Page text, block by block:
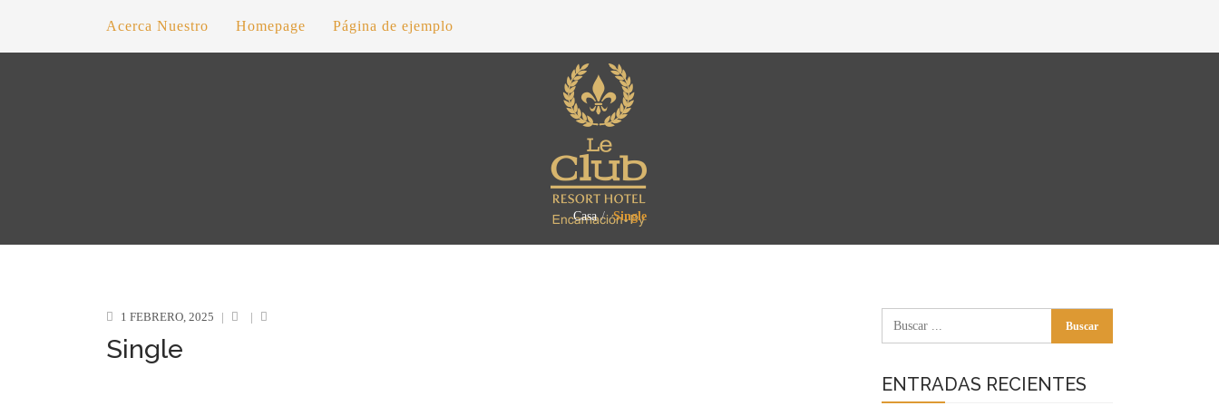
Casa Single
Acerca Nuestro Homepage Página de ejemplo
1 FEBRERO, 2025 | |
Single
ENTRADAS RECIENTES